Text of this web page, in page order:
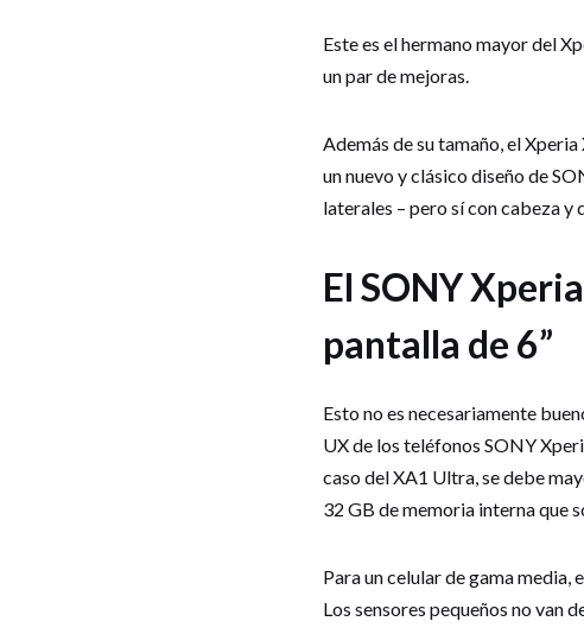
Este es el hermano mayor del
un par de mejoras.
Además de su tamaño, el
un nuevo y clásico diseño de
laterales – pero sí con cabeza y
El SONY
pantalla de 6”
Esto no es necesariamente
UX de los teléfonos SONY
caso del XA1 Ultra, se debe
32 GB de memoria interna que
Para un celular de gama
Los sensores pequeños no van